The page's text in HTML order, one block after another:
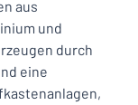
Holzschilder
aus
und
durch
eine